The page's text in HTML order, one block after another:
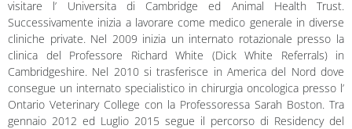
visitare l’ Universita di Cambridge ed Animal Health Trust.
Successivamente inizia a lavorare come medico generale in diverse
cliniche private. Nel 2009 inizia un internato rotazionale presso la
clinica del Professore Richard White (Dick White Referrals) in
Cambridgeshire. Nel 2010 si trasferisce in America del Nord dove
consegue un internato specialistico in chirurgia oncologica presso l’
Ontario Veterinary College con la Professoressa Sarah Boston. Tra
gennaio 2012 ed Luglio 2015 segue il percorso di Residency del